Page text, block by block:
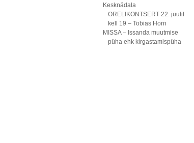
Kesknädala
ORELIKONTSERT 22. juulil
kell 19 – Tobias Horn
MISSA – Issanda muutmise
püha ehk kirgastamispüha